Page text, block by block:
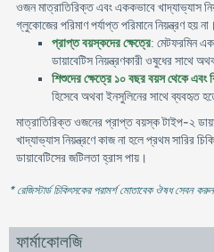
ওজন মাত্রাতিরিক্ত এবং এককভাবে খাদ্যাভ্যাস
গ্লুকোজের পরিমাণ পর্যাপ্ত পরিমানে নিয়ন্ত্রণ হয় না।
প্রাপ্ত বয়স্কদের ক্ষেত্রে: মেটফরমিন
ডায়াবেটিস নিয়ন্ত্রণকারী ওষুধের সাথে
শিশুদের ক্ষেত্রে ১০ বছর বয়স থেকে এবং
হিসেবে অথবা ইনসুলিনের সাথে ব্যবহৃত
মাত্রাতিরিক্তওজনের প্রাপ্ত বয়স্ক টাইপ-২
খাদ্যাভ্যাস নিয়ন্ত্রণে কাজ না হলে প্রথম সারির
ডায়াবেটিসের জটিলতা হ্রাস পায়।
* রেজিস্টার্ড চিকিৎসকের পরামর্শ মোতাবেক ঔষধ সেবন করুন
ফার্মাকোলজি